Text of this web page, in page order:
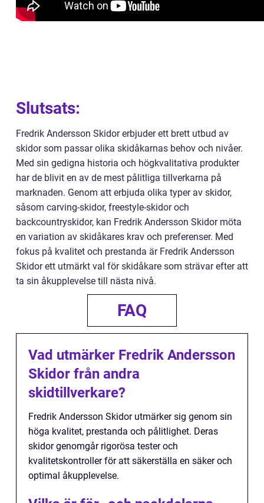
Slutsats:
Fredrik Andersson Skidor erbjuder ett brett utbud av
skidor som passar olika skidåkarnas behov och nivåer.
Med sin gedigna historia och högkvalitativa produkter
har de blivit en av de mest pålitliga tillverkarna på
marknaden. Genom att erbjuda olika typer av skidor,
såsom carving-skidor, freestyle-skidor och
backcountryskidor, kan Fredrik Andersson Skidor möta
en variation av skidåkares krav och preferenser. Med
fokus på kvalitet och prestanda är Fredrik Andersson
Skidor ett utmärkt val för skidåkare som strävar efter att
ta sin åkupplevelse till nästa nivå.
FAQ
Vad utmärker Fredrik Andersson
Skidor från andra
skidtillverkare?
Fredrik Andersson Skidor utmärker sig genom sin
höga kvalitet, prestanda och pålitlighet. Deras
skidor genomgår rigorösa tester och
kvalitetskontroller för att säkerställa en säker och
optimal åkupplevelse.